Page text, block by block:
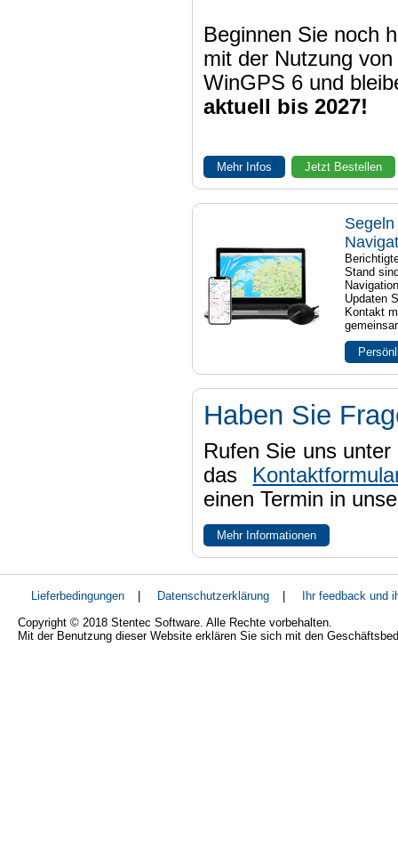
Beginnen Sie noch
mit der Nutzung von
WinGPS 6 und
aktuell bis 2027!
Mehr Infos Jetzt Bestellen
Stand
Updaten
Kontakt
Haben Sie
Rufen Sie uns
das
einen Termin in
Mehr Informationen
Lieferbedingungen | Datenschutzerklärung |
Ihr feedback und
Copyright © 2018 Stentec Software. Alle Rechte vorbehalten.
Mit der Benutzung dieser Website erklären Sie sich mit den